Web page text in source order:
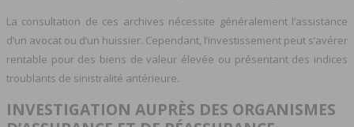
La consultation de ces archives nécessite généralement l’assistance
d’un avocat ou d’un huissier. Cependant, l’investissement peut s’avérer
rentable pour des biens de valeur élevée ou présentant des indices
troublants de sinistralité antérieure.
INVESTIGATION AUPRÈS DES ORGANISMES